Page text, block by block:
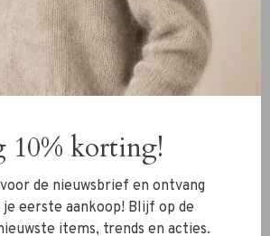
10% korting!
de nieuwsbrief en ontvang
eerste aankoop! Blijf op de
items, trends en acties.